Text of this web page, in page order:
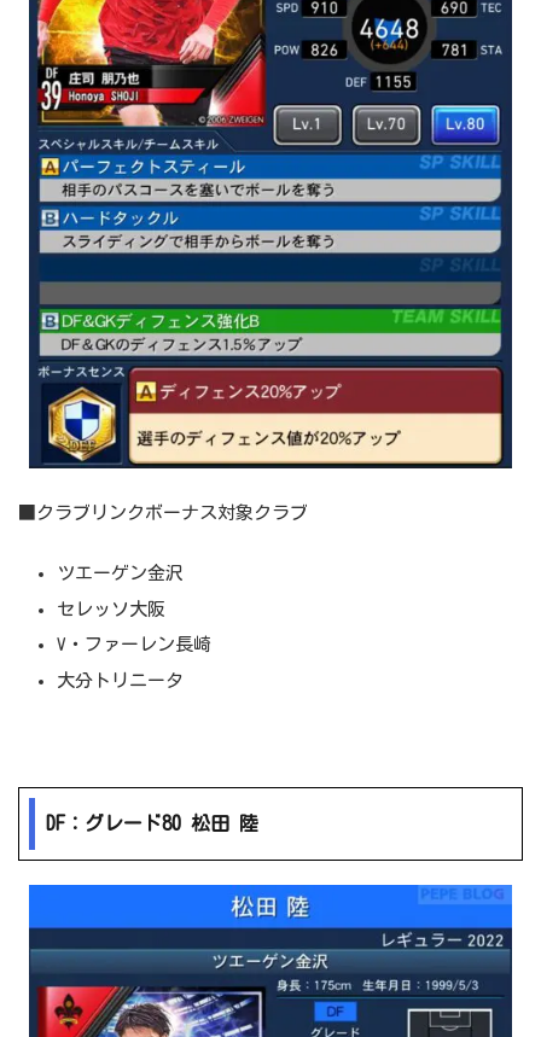
■クラブリンクボーナス対象クラブ
ツエーゲン金沢
セレッソ大阪
V・ファーレン長崎
大分トリニータ
DF：グレード80 松田 陸